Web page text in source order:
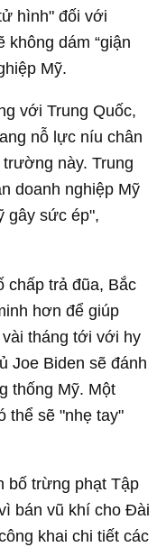
hình" đối với
không dám “giận
Mỹ.
với Trung Quốc,
nỗ lực níu chân
này. Trung
doanh nghiệp Mỹ
gây sức ép",
chấp trả đũa, Bắc
hơn để giúp
tháng tới với hy
Joe Biden sẽ đánh
thống Mỹ. Một
thể sẽ "nhẹ tay"
bố trừng phạt Tập
bán vũ khí cho Đài
khai chi tiết các